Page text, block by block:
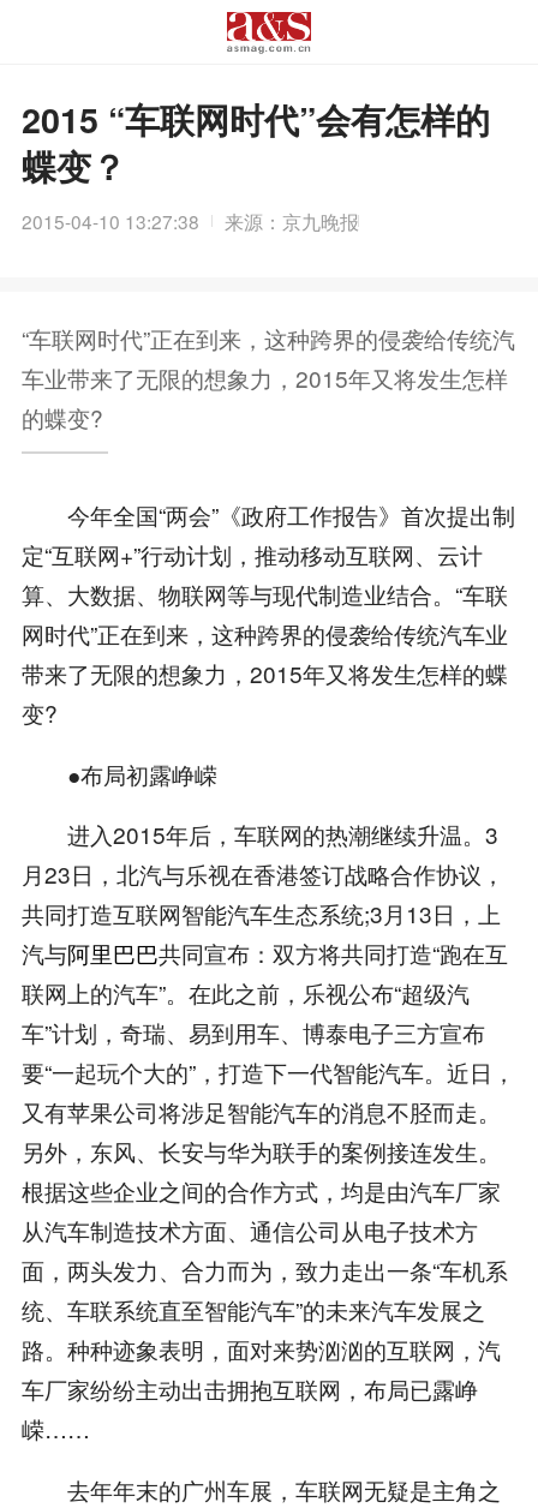
2015 “车联网时代”会有怎样的
蝶变？
2015-04-10 13:27:38 来源：京九晚报
“车联网时代”正在到来，这种跨界的侵袭给传统汽
车业带来了无限的想象力，2015年又将发生怎样
的蝶变?
今年全国“两会”《政府工作报告》首次提出制
定“互联网+”行动计划，推动移动互联网、云计
算、大数据、物联网等与现代制造业结合。“车联
网时代”正在到来，这种跨界的侵袭给传统汽车业
带来了无限的想象力，2015年又将发生怎样的蝶
变?
●布局初露峥嵘
进入2015年后，车联网的热潮继续升温。3
月23日，北汽与乐视在香港签订战略合作协议，
共同打造互联网智能汽车生态系统;3月13日，上
汽与阿里巴巴共同宣布：双方将共同打造“跑在互
联网上的汽车”。在此之前，乐视公布“超级汽
车”计划，奇瑞、易到用车、博泰电子三方宣布
要“一起玩个大的”，打造下一代智能汽车。近日，
又有苹果公司将涉足智能汽车的消息不胫而走。
另外，东风、长安与华为联手的案例接连发生。
根据这些企业之间的合作方式，均是由汽车厂家
从汽车制造技术方面、通信公司从电子技术方
面，两头发力、合力而为，致力走出一条“车机系
统、车联系统直至智能汽车”的未来汽车发展之
路。种种迹象表明，面对来势汹汹的互联网，汽
车厂家纷纷主动出击拥抱互联网，布局已露峥
嵘……
去年年末的广州车展，车联网无疑是主角之